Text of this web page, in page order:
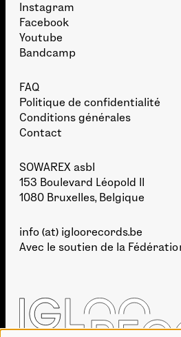
Instagram
Facebook
Youtube
Bandcamp
FAQ
Politique de confidentialité
Conditions générales
Contact
SOWAREX asbl
153 Boulevard Léopold II
1080 Bruxelles, Belgique
info (at) igloorecords.be
Avec le soutien de la